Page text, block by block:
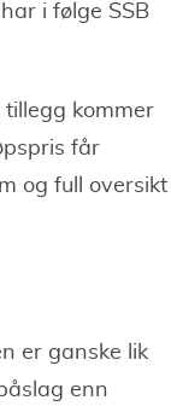
i følge SSB
kommer
får
og full oversikt
er ganske lik
enn